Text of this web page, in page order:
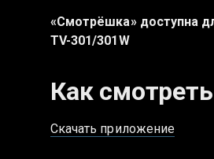
«Смотрёшка» доступна
TV-301/301W
Как
Скачать приложение